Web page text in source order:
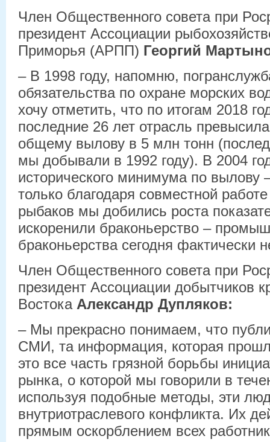
Член Общественного совета при
президент Ассоциации
Приморья (АРПП) Георгий
– В 1998 году, напомню,
обязательства по охране морских
хочу отметить, что по итогам 2018
последние 26 лет отрасль
общему вылову в 5 млн тонн
мы добывали в 1992 году). В 2004
исторического минимума по вылову
только благодаря совместной
рыбаков мы добились роста
искоренили браконьерство –
браконьерства сегодня фактически
Член Общественного совета при
президент Ассоциации добытчиков
Востока Александр Дупляков:
– Мы прекрасно понимаем, что
СМИ, та информация, которая
это все часть грязной борьбы
рынка, о которой мы говорили в
используя подобные методы, эти
внутриотраслевого конфликта. Их
прямым оскорблением всех